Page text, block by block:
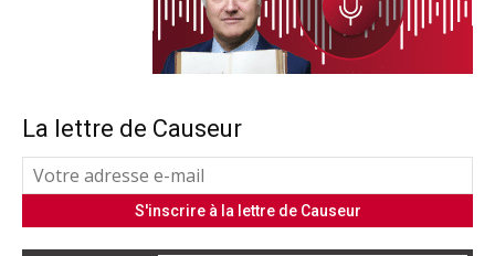
La lettre de Causeur